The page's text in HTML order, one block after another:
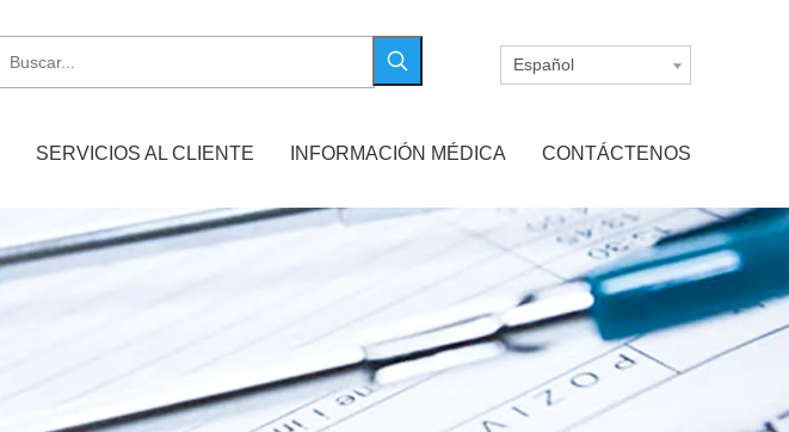
Español
SERVICIOS AL CLIENTE INFORMACIÓN MÉDICA CONTÁCTENOS